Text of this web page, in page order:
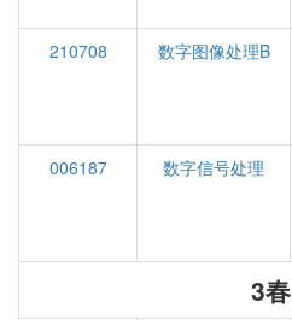
210708
数字图像处理B
006187
数字信号处理
3春